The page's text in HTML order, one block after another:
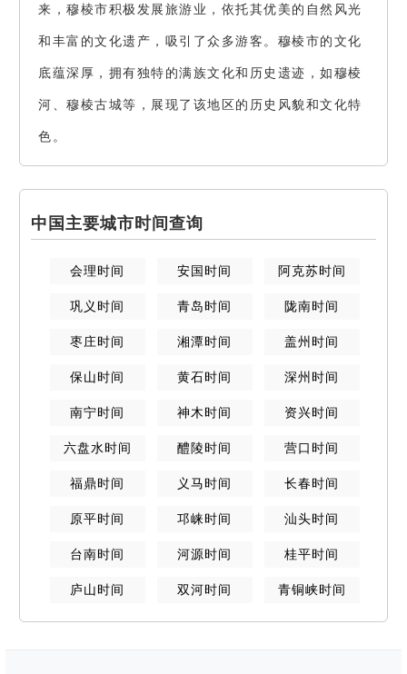
来，穆棱市积极发展旅游业，依托其优美的自然风光
和丰富的文化遗产，吸引了众多游客。穆棱市的文化
底蕴深厚，拥有独特的满族文化和历史遗迹，如穆棱
河、穆棱古城等，展现了该地区的历史风貌和文化特
色。
中国主要城市时间查询
会理时间 安国时间 阿克苏时间
巩义 时间 青岛时间 陇南时间
枣庄时间 湘潭时间 盖州时间
保山时间 黄石时间 深州时间
南宁时间 神木时间 资兴时间
六盘水时间 醴陵时间 营口 时间
福鼎时间 义马时间 长春时间
原平时间 邛崃时间 汕头时间
台南时间 河源时间 桂平时间
庐山时间 双河时间 青铜峡时间